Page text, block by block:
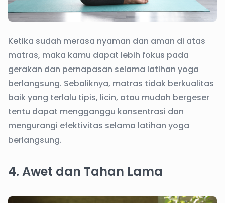
Ketika sudah merasa nyaman dan aman di atas
matras, maka kamu dapat lebih fokus pada
gerakan dan pernapasan selama latihan yoga
berlangsung. Sebaliknya, matras tidak berkualitas
baik yang terlalu tipis, licin, atau mudah bergeser
tentu dapat mengganggu konsentrasi dan
mengurangi efektivitas selama latihan yoga
berlangsung.
4. Awet dan Tahan Lama